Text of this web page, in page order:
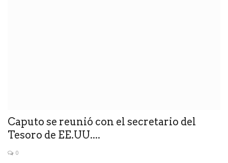
Caputo se reunió con el secretario del
Tesoro de EE.UU....
0